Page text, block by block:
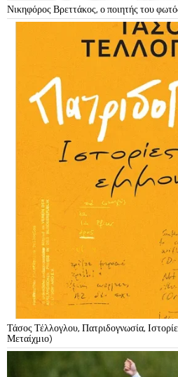
Νικηφόρος Βρεττάκος, ο ποιητής του
Τάσος Τέλλογλου, Πατριδογνωσία,
Μεταίχμιο)